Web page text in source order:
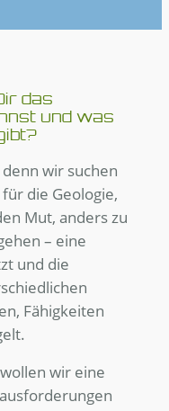
das
und was
wir suchen
die Geologie,
Mut, anders zu
– eine
und die
Fähigkeiten
wir eine